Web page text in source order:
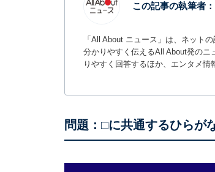
この記事の執筆者：
「All About ニュース」は、ネット
分かりやすく伝えるAll About発の
りやすく回答するほか、エンタメ情
問題：□に共通するひらが